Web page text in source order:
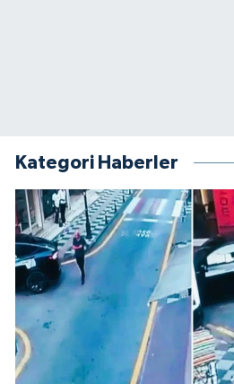
Kategori Haberler